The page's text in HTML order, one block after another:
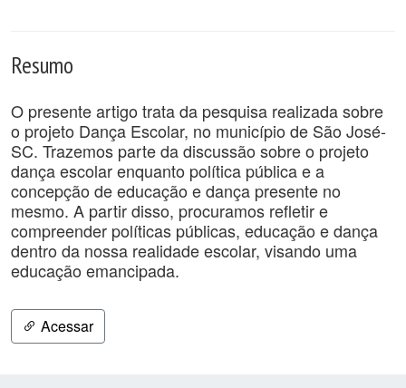
Resumo
O presente artigo trata da pesquisa realizada sobre
o projeto Dança Escolar, no município de São José-
SC. Trazemos parte da discussão sobre o projeto
dança escolar enquanto política pública e a
concepção de educação e dança presente no
mesmo. A partir disso, procuramos refletir e
compreender políticas públicas, educação e dança
dentro da nossa realidade escolar, visando uma
educação emancipada.
Acessar